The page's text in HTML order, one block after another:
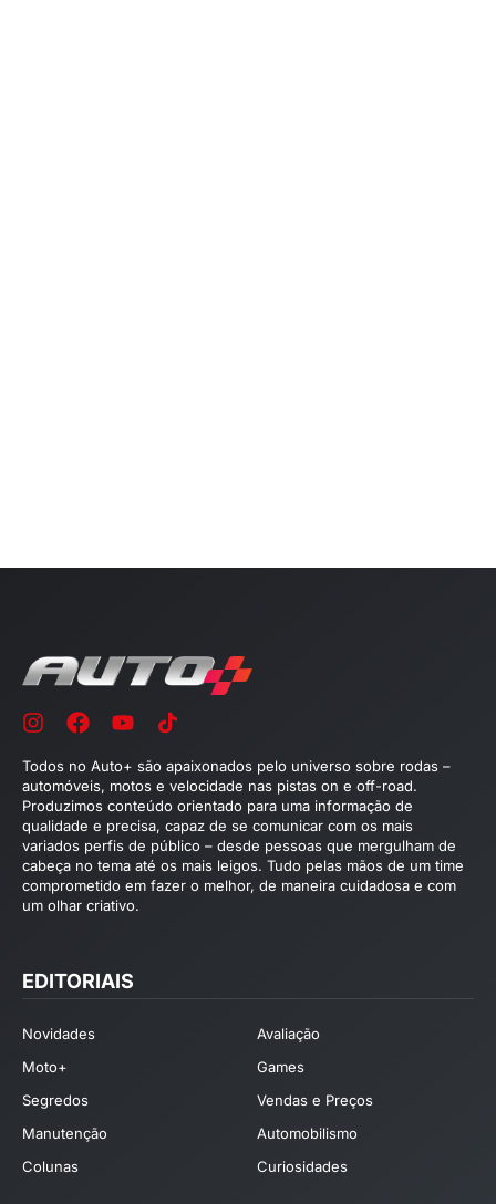
Todos no Auto+ são apaixonados pelo universo sobre rodas –
automóveis, motos e velocidade nas pistas on e off-road.
Produzimos conteúdo orientado para uma informação de
qualidade e precisa, capaz de se comunicar com os mais
variados perfis de público – desde pessoas que mergulham de
cabeça no tema até os mais leigos. Tudo pelas mãos de um time
comprometido em fazer o melhor, de maneira cuidadosa e com
um olhar criativo.
EDITORIAIS
Novidades
Avaliação
Moto+
Games
Segredos
Vendas e Preços
Manutenção
Automobilismo
Colunas
Curiosidades